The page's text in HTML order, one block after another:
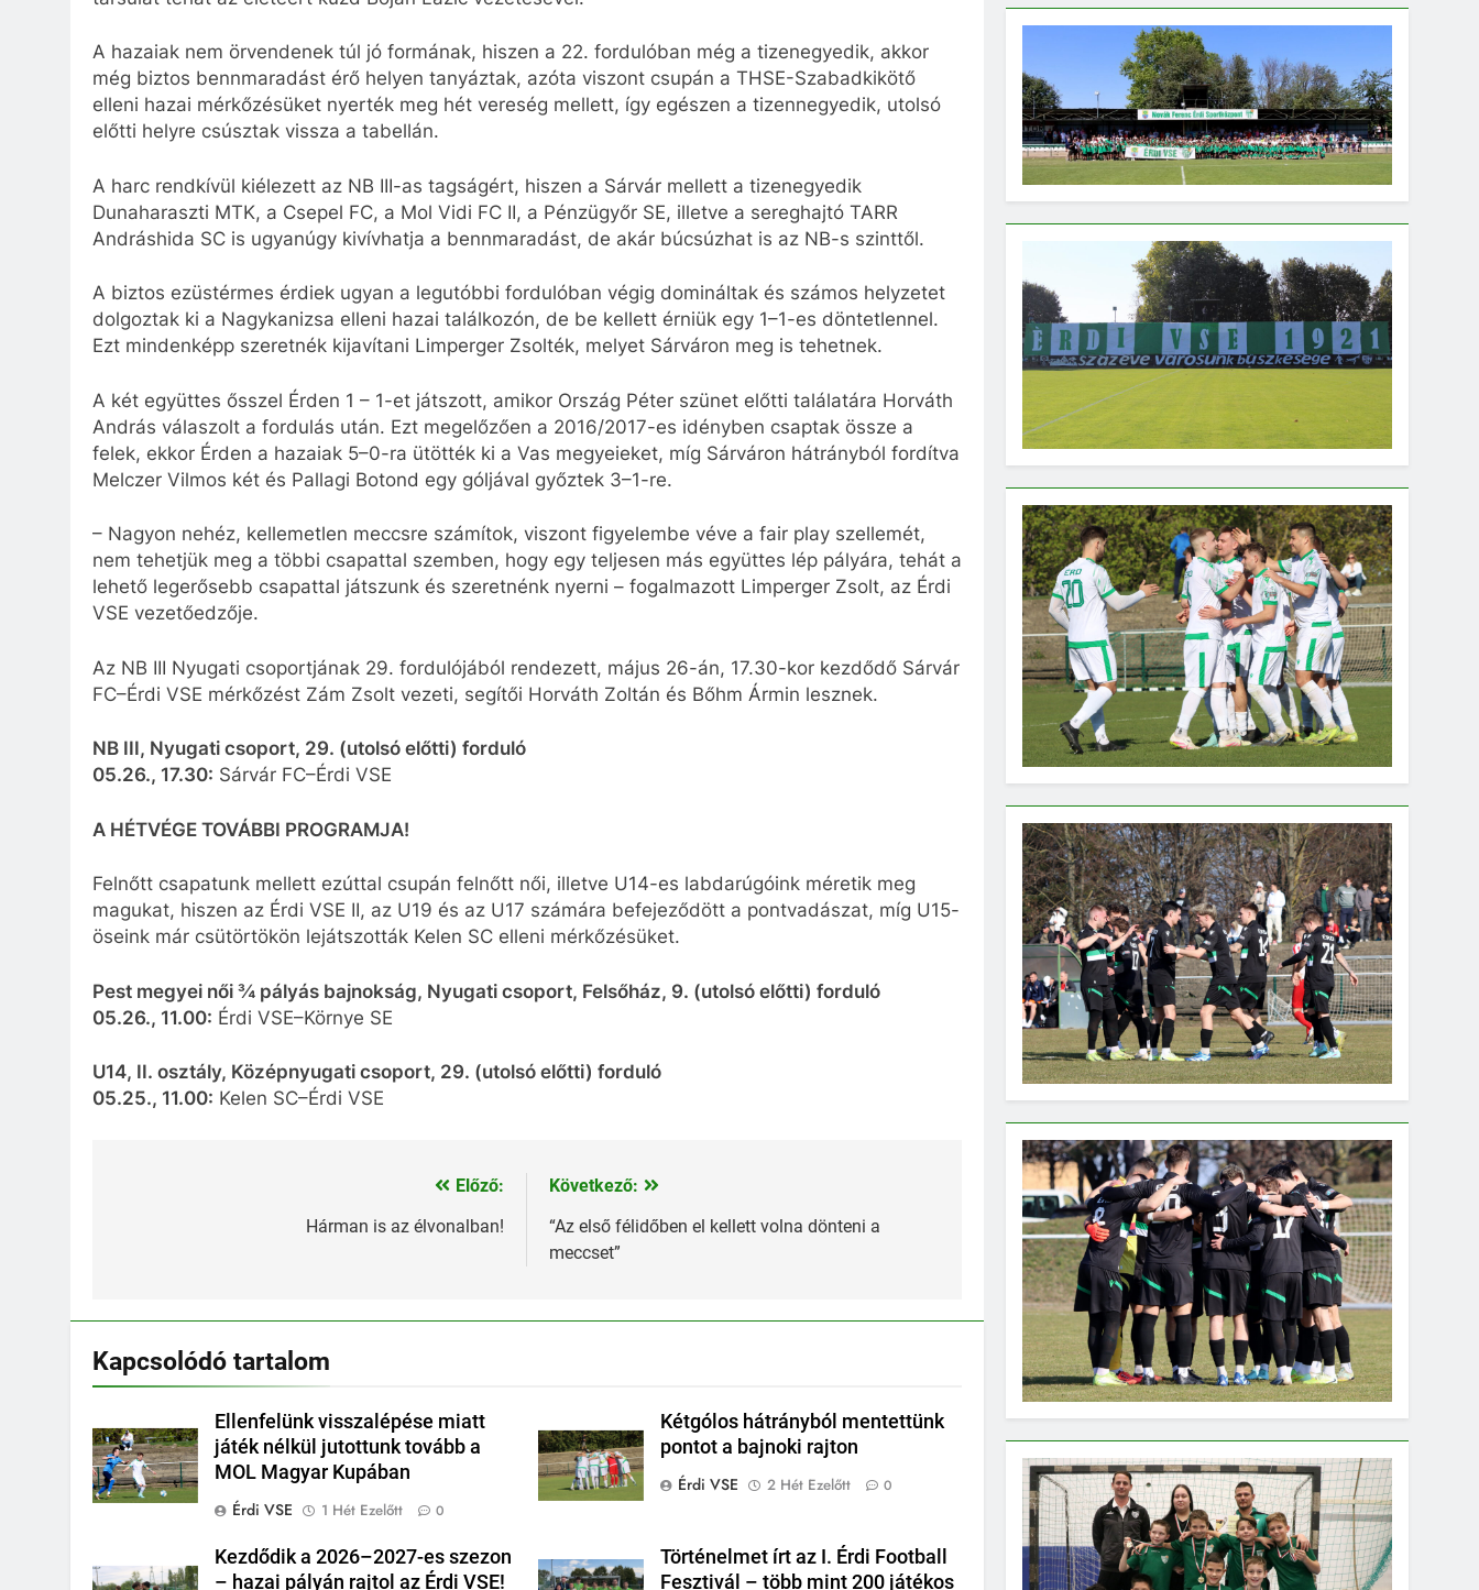
A hazaiak nem örvendenek túl jó formának, hiszen a 22. fordulóban még a tizenegyedik, akkor
még biztos bennmaradást érő helyen tanyáztak, azóta viszont csupán a THSE-Szabadkikötő
elleni hazai mérkőzésüket nyerték meg hét vereség mellett, így egészen a tizennegyedik, utolsó
előtti helyre csúsztak vissza a tabellán.
A harc rendkívül kiélezett az NB III-as tagságért, hiszen a Sárvár mellett a tizenegyedik
Dunaharaszti MTK, a Csepel FC, a Mol Vidi FC II, a Pénzügyőr SE, illetve a sereghajtó TARR
Andráshida SC is ugyanúgy kivívhatja a bennmaradást, de akár búcsúzhat is az NB-s szinttől.
A biztos ezüstérmes érdiek ugyan a legutóbbi fordulóban végig domináltak és számos helyzetet
dolgoztak ki a Nagykanizsa elleni hazai találkozón, de be kellett érniük egy 1–1-es döntetlennel.
Ezt mindenképp szeretnék kijavítani Limperger Zsolték, melyet Sárváron meg is tehetnek.
A két együttes ősszel Érden 1 – 1-et játszott, amikor Ország Péter szünet előtti találatára Horváth
András válaszolt a fordulás után. Ezt megelőzően a 2016/2017-es idényben csaptak össze a
felek, ekkor Érden a hazaiak 5–0-ra ütötték ki a Vas megyeieket, míg Sárváron hátrányból fordítva
Melczer Vilmos két és Pallagi Botond egy góljával győztek 3–1-re.
– Nagyon nehéz, kellemetlen meccsre számítok, viszont figyelembe véve a fair play szellemét,
nem tehetjük meg a többi csapattal szemben, hogy egy teljesen más együttes lép pályára, tehát a
lehető legerősebb csapattal játszunk és szeretnénk nyerni – fogalmazott Limperger Zsolt, az Érdi
VSE vezetőedzője.
Az NB III Nyugati csoportjának 29. fordulójából rendezett, május 26-án, 17.30-kor kezdődő Sárvár
FC–Érdi VSE mérkőzést Zám Zsolt vezeti, segítői Horváth Zoltán és Bőhm Ármin lesznek.
NB III, Nyugati csoport, 29. (utolsó előtti) forduló
05.26., 17.30: Sárvár FC–Érdi VSE
A HÉTVÉGE TOVÁBBI PROGRAMJA!
Felnőtt csapatunk mellett ezúttal csupán felnőtt női, illetve U14-es labdarúgóink méretik meg
magukat, hiszen az Érdi VSE II, az U19 és az U17 számára befejeződött a pontvadászat, míg U15-
öseink már csütörtökön lejátszották Kelen SC elleni mérkőzésüket.
Pest megyei női ¾ pályás bajnokság, Nyugati csoport, Felsőház, 9. (utolsó előtti) forduló
05.26., 11.00: Érdi VSE–Környe SE
U14, II. osztály, Középnyugati csoport, 29. (utolsó előtti) forduló
05.25., 11.00: Kelen SC–Érdi VSE
Előző:
Hárman is az élvonalban!
Következő:
“Az első félidőben el kellett volna dönteni a
meccset”
Kapcsolódó tartalom
Ellenfelünk visszalépése miatt
játék nélkül jutottunk tovább a
MOL Magyar Kupában
Érdi VSE
1 Hét Ezelőtt 0
Kétgólos hátrányból mentettünk
pontot a bajnoki rajton
Érdi VSE
2 Hét Ezelőtt 0
Kezdődik a 2026–2027-es szezon
– hazai pályán rajtol az Érdi VSE!
Történelmet írt az I. Érdi Football
Fesztivál – több mint 200 játékos